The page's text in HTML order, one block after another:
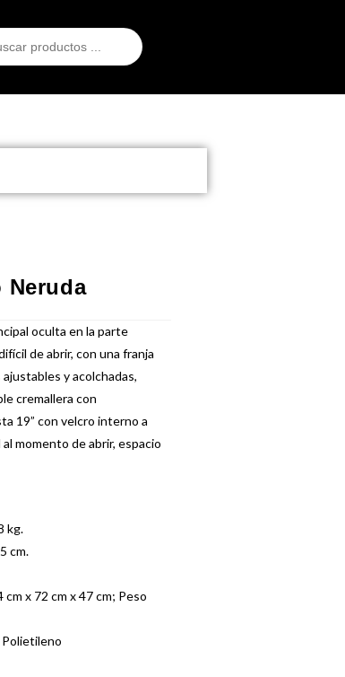
Neruda
oculta en la parte
de abrir, con una franja
y acolchadas,
cremallera con
19” con velcro interno a
momento de abrir, espacio
kg.
cm.
x 72 cm x 47 cm; Peso
Polietileno